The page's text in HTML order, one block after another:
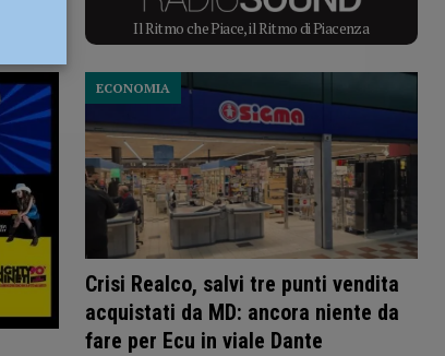
Il Ritmo che Piace, il Ritmo di Piacenza
Crisi Realco, salvi tre punti vendita
acquistati da MD: ancora niente da
fare per Ecu in viale Dante
ECONOMIA